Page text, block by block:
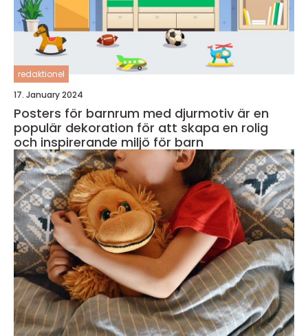
redaktionel
17. January 2024
Posters för barnrum med djurmotiv är en
populär dekoration för att skapa en rolig
och inspirerande miljö för barn